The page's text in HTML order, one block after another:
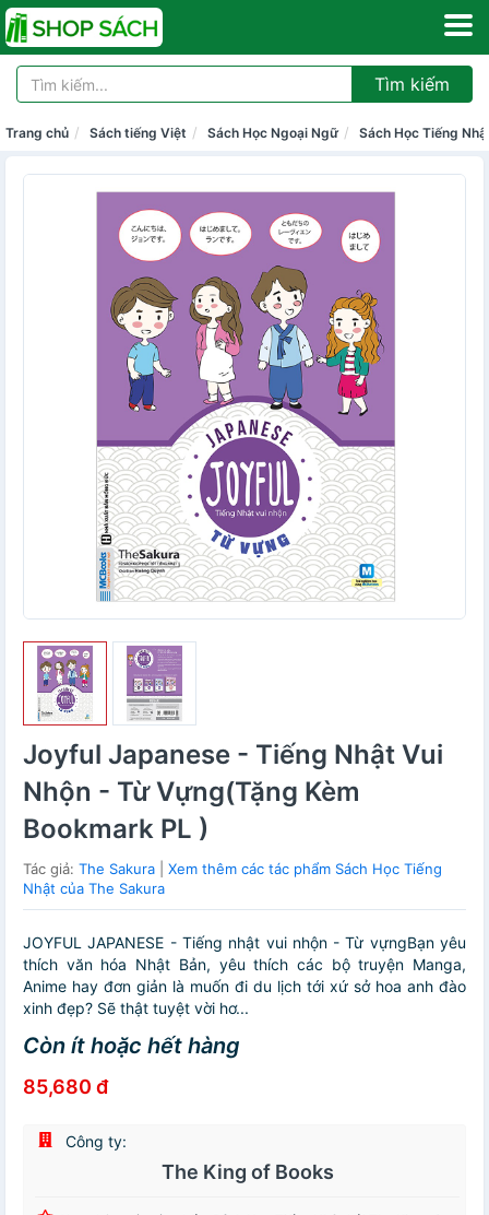
Tìm kiếm
Trang chủ Sách tiếng Việt Sách Học Ngoại Ngữ Sách Học Tiếng
Joyful Japanese - Tiếng Nhật Vui
Nhộn - Từ Vựng(Tặng Kèm
Bookmark PL )
Tác giả: The Sakura
Xem thêm các tác phẩm Sách Học Tiếng
Nhật của The Sakura
JOYFUL JAPANESE - Tiếng nhật vui nhộn - Từ vựngBạn yêu
thích văn hóa Nhật Bản, yêu thích các bộ truyện Manga,
Anime hay đơn giản là muốn đi du lịch tới xứ sở hoa anh đào
xinh đẹp? Sẽ thật tuyệt vời hơ...
Còn ít hoặc hết hàng
85,680 đ
Công ty:
The King of Books